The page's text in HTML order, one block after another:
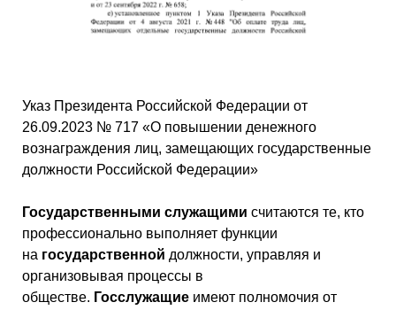
Указ Президента Российской Федерации от
26.09.2023 № 717 «О повышении денежного
вознаграждения лиц, замещающих государственные
должности Российской Федерации»
Государственными служащими считаются те, кто
профессионально выполняет функции
на государственной должности, управляя и
организовывая процессы в
обществе. Госслужащиеимеют полномочия от